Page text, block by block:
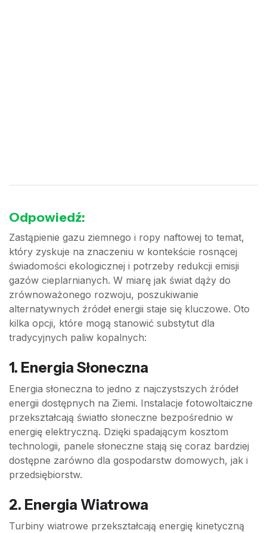
Odpowiedź:
Zastąpienie gazu ziemnego i ropy naftowej to temat,
który zyskuje na znaczeniu w kontekście rosnącej
świadomości ekologicznej i potrzeby redukcji emisji
gazów cieplarnianych. W miarę jak świat dąży do
zrównoważonego rozwoju, poszukiwanie
alternatywnych źródeł energii staje się kluczowe. Oto
kilka opcji, które mogą stanowić substytut dla
tradycyjnych paliw kopalnych:
1. Energia Słoneczna
Energia słoneczna to jedno z najczystszych źródeł
energii dostępnych na Ziemi. Instalacje fotowoltaiczne
przekształcają światło słoneczne bezpośrednio w
energię elektryczną. Dzięki spadającym kosztom
technologii, panele słoneczne stają się coraz bardziej
dostępne zarówno dla gospodarstw domowych, jak i
przedsiębiorstw.
2. Energia Wiatrowa
Turbiny wiatrowe przekształcają energię kinetyczną